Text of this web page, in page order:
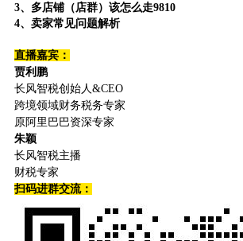
3、多店铺（店群）该怎么走9810
4、卖家常见问题解析
直播嘉宾：
贾利鹏
长风智税创始人&CEO
跨境领域财务税务专家
原阿里巴巴资深专家
朱颖
长风智税主播
财税专家
扫码进群交流：